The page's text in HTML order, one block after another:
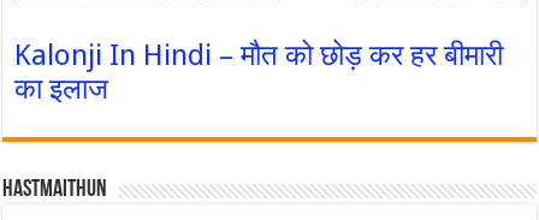
Kalonji In Hindi – मौत को छोड़ कर हर बीमारी
का इलाज
Hastmaithun